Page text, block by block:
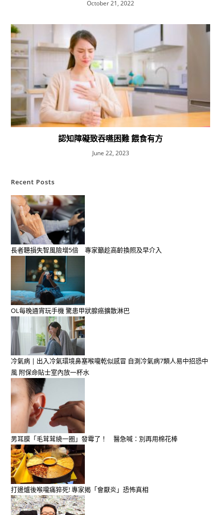
October 21, 2022
認知障礙致吞嚥困難 餵食有方
June 22, 2023
Recent Posts
長者聽損失智風險增5倍 專家籲趁高齡換照及早介入
OL每晚通宵玩手機 驚患甲狀腺癌擴散淋巴
冷氣病 | 出入冷氣環境鼻塞喉嚨乾似感冒 自測冷氣病7類人易中招恐中
風 附保命貼士室內放一杯水
男耳膜「毛茸茸繞一圈」發霉了！ 醫急喊：別再用棉花棒
打邊爐後喉嚨痛猝死! 專家揭「會厭炎」恐怖真相